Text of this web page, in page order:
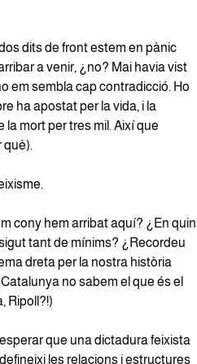
dits de front estem en pànic
a venir, ¿no? Mai havia vist
em sembla cap contradicció. Ho
ha apostat per la vida, i la
mort per tres mil. Així que
què).
cony hem arribat aquí? ¿En quin
tant de mínims? ¿Recordeu
dreta per la nostra història
Catalunya no sabem el que és el
Ripoll?!)
que una dictadura feixista
les relacions i estructures